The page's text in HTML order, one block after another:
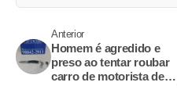
Anterior
Homem é agredido e
preso ao tentar roubar
carro de motorista de